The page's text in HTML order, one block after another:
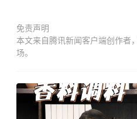
免责声明
本文来自腾讯新闻客户端创作者
场。